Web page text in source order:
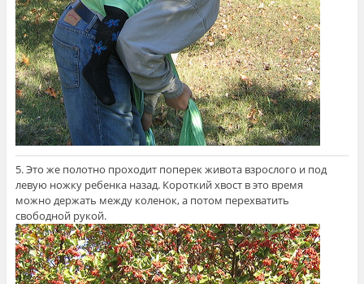
5. Это же полотно проходит поперек живота взрослого и под
левую ножку ребенка назад. Короткий хвост в это время
можно держать между коленок, а потом перехватить
свободной рукой.